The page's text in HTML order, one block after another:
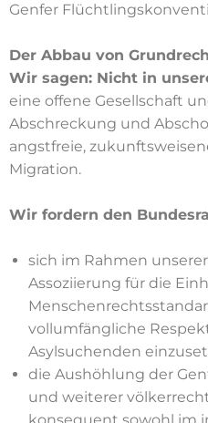
Genfer
Der Abbau von
Wir sagen: Nicht in
eine offene Gesellschaft
Abschreckung und
angstfreie,
Migration.
Wir fordern den
sich im Rahmen
Assoziierung für die
vollumfängliche
Asylsuchenden
die Aushöhlung der
und weiterer